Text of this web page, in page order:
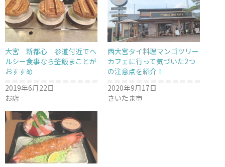
で
共
有
(
新
し
い
ウ
ィ
ン
ド
ウ
開
き
に
は
ク
リ
ッ
し
く
だ
さ
新
し
ン
ド
ウ
で
開
き
ま
す
)
で
共
有
(
新
し
い
ウ
ィ
ン
ド
大宮 新都心 参道付近でヘ
ルシー食事なら釜飯まことが
おすすめ
2019年6月22日
お店
西大宮タイ料理マンゴツリー
カフェに行って気づいた2つ
の注意点を紹介！
2020年9月17日
さいたま市